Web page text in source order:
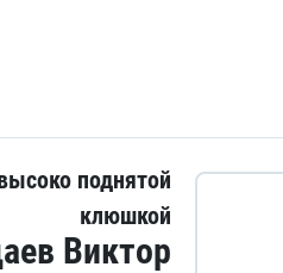
поднятой
клюшкой
Виктор